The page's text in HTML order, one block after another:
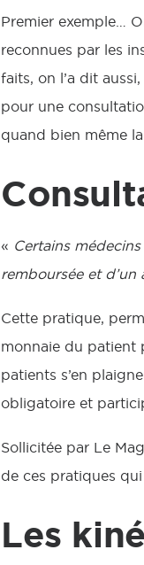
Premier exemple…
reconnues par les
faits, on l’a dit
pour une
quand bien même
« Certains
remboursée et d’un
Cette pratique,
monnaie du patient
patients s’en
obligatoire et
Sollicitée par Le
de ces pratiques
Les